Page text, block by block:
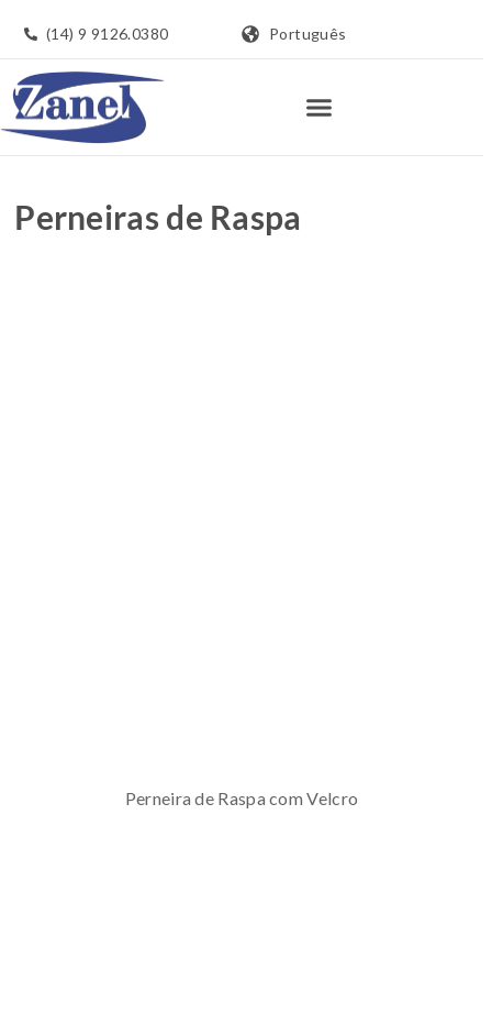
(14) 9 9126.0380 Português
Perneiras de Raspa
Perneira de Raspa com Velcro